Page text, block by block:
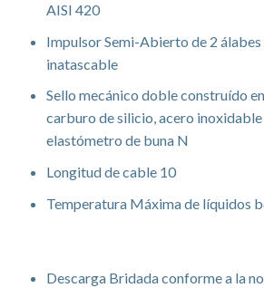
AISI 420
Impulsor Semi-Abierto de 2
inatascable
Sello mecánico doble construído
carburo de silicio, acero
elastómetro de buna N
Longitud de cable 10
Temperatura Máxima de líquidos
Descarga Bridada conforme a la